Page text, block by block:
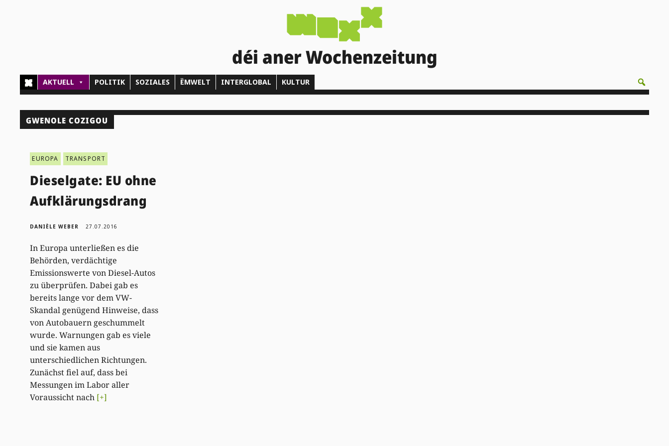
déi aner Wochenzeitung
AKTUELL POLITIK SOZIALES ËMWELT INTERGLOBAL KULTUR
GWENOLE COZIGOU
EUROPA TRANSPORT
Dieselgate: EU ohne
Aufklärungsdrang
DANIÈLE WEBER 27.07.2016
In Europa unterließen es die
Behörden, verdächtige
Emissionswerte von Diesel-Autos
zu überprüfen. Dabei gab es
bereits lange vor dem VW-
Skandal genügend Hinweise, dass
von Autobauern geschummelt
wurde. Warnungen gab es viele
und sie kamen aus
unterschiedlichen Richtungen.
Zunächst fiel auf, dass bei
Messungen im Labor aller
Voraussicht nach [+]